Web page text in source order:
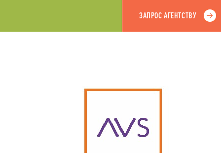
ЗАПРОС АГЕНТСТВУ